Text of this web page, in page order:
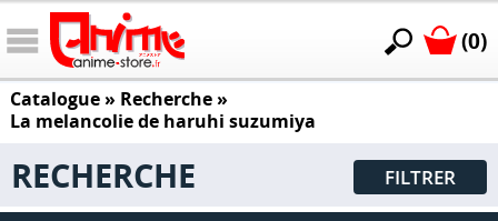
(0)
Catalogue» Recherche »
La melancolie de haruhi suzumiya
RECHERCHE FILTRER